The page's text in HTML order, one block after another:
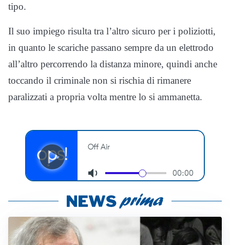
tipo.
Il suo impiego risulta tra l’altro sicuro per i poliziotti,
in quanto le scariche passano sempre da un elettrodo
all’altro percorrendo la distanza minore, quindi anche
toccando il criminale non si rischia di rimanere
paralizzati a propria volta mentre lo si ammanetta.